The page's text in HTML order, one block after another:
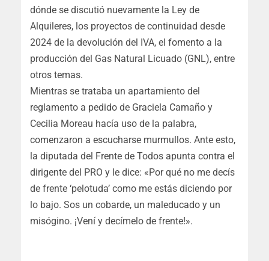
dónde se discutió nuevamente la Ley de
Alquileres, los proyectos de continuidad desde
2024 de la devolución del IVA, el fomento a la
producción del Gas Natural Licuado (GNL), entre
otros temas.
Mientras se trataba un apartamiento del
reglamento a pedido de Graciela Camaño y
Cecilia Moreau hacía uso de la palabra,
comenzaron a escucharse murmullos. Ante esto,
la diputada del Frente de Todos apunta contra el
dirigente del PRO y le dice: «Por qué no me decís
de frente ‘pelotuda’ como me estás diciendo por
lo bajo. Sos un cobarde, un maleducado y un
misógino. ¡Vení y decímelo de frente!».